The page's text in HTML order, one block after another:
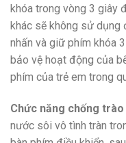
khóa trong vòng 3 giây
khác sẽ không sử dụng
nhấn và giữ phím khóa
bảo vệ hoạt động của
phím của trẻ em trong
Chức năng chống
nước sôi vô tình tràn